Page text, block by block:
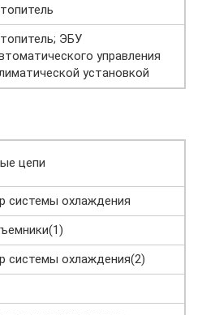
ЭБУ
управления
установкой
цепи
системы охлаждения
системы охлаждения(2)